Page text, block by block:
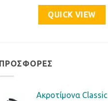
QUICK VIEW
ΠΡΟΣΦΟΡΈΣ
Ακροτίμονα Classic